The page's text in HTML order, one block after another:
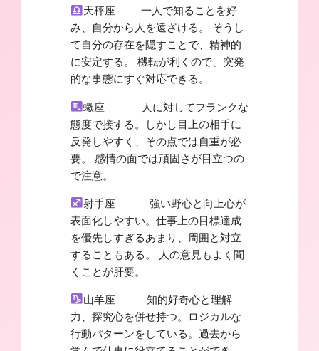
天秤座 一人で知ることを好
み、自分から人を遠ざける。 そうし
て自分の存在を隠すことで、精神的
に安定する。 機転が利くので、突発
的な事態にすぐ対応できる。
蠍座 人に対してフランクな
態度で接する。しかし目上の相手に
反発しやすく、その点では自重が必
要。 感情の面では頑固さが目立つの
で注意。
射手座 強い野心と向上心が
表面化しやすい。仕事上の目標達成
を優先しすぎるあまり、周囲と対立
することもある。 人の意見もよく聞
くことが肝要。
山羊座 知的好奇心と理解
力、探究心を併せ持つ。ロジカルな
行動パターンをしている。過去から